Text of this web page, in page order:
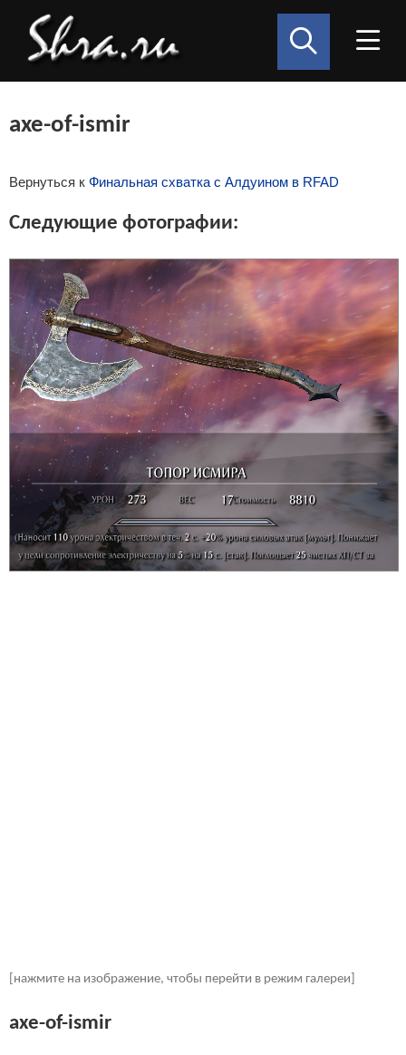
axe-of-ismir
Вернуться к Финальная схватка с Алдуином в RFAD
Следующие фотографии:
[нажмите на изображение, чтобы перейти в режим галереи]
axe-of-ismir